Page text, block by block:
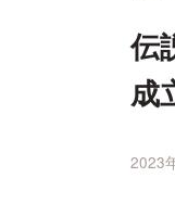
伝
成
2023